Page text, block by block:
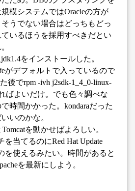
模システムではOracleの方が
うでない場合はどっちもどっ
いるほうを採用すべきだとい
jdk1.4をインストールした。
がデフォルトで入っているので
後でrpm -ivh j2sdk-1_4_0-linux-
ばよいだけ。でも色々調べな
時間かかった。kondaraだった
いのかな。
を動かせばよろしい。
を当てるのにRed Hat Update
を使えるみたい。時間があると
を最新にしよう。